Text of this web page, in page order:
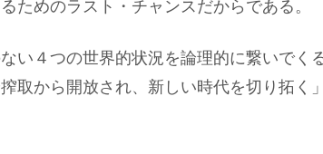
ためのラスト・チャンスだからである。
い４つの世界的状況を論理的に繋いでく
取から開放され、新しい時代を切り拓く